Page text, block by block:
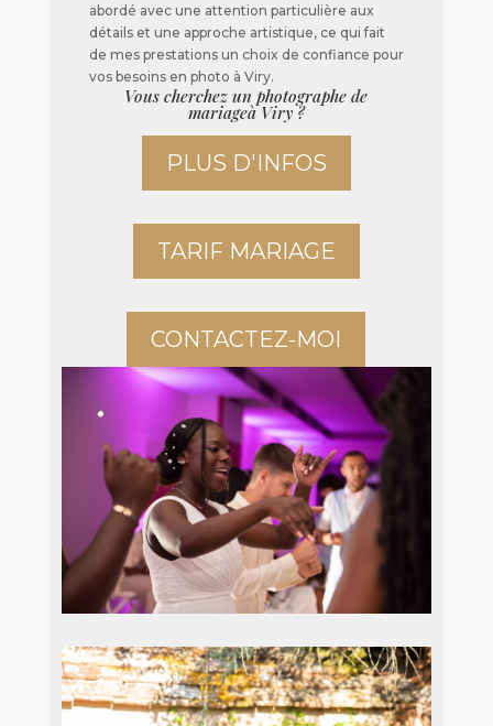
abordé avec une attention particulière aux
détails et une approche artistique, ce qui fait
de mes prestations un choix de confiance pour
vos besoins en photo à Viry.
Vous cherchez un photographe de
mariageà Viry ?
PLUS D'INFOS
TARIF MARIAGE
CONTACTEZ-MOI